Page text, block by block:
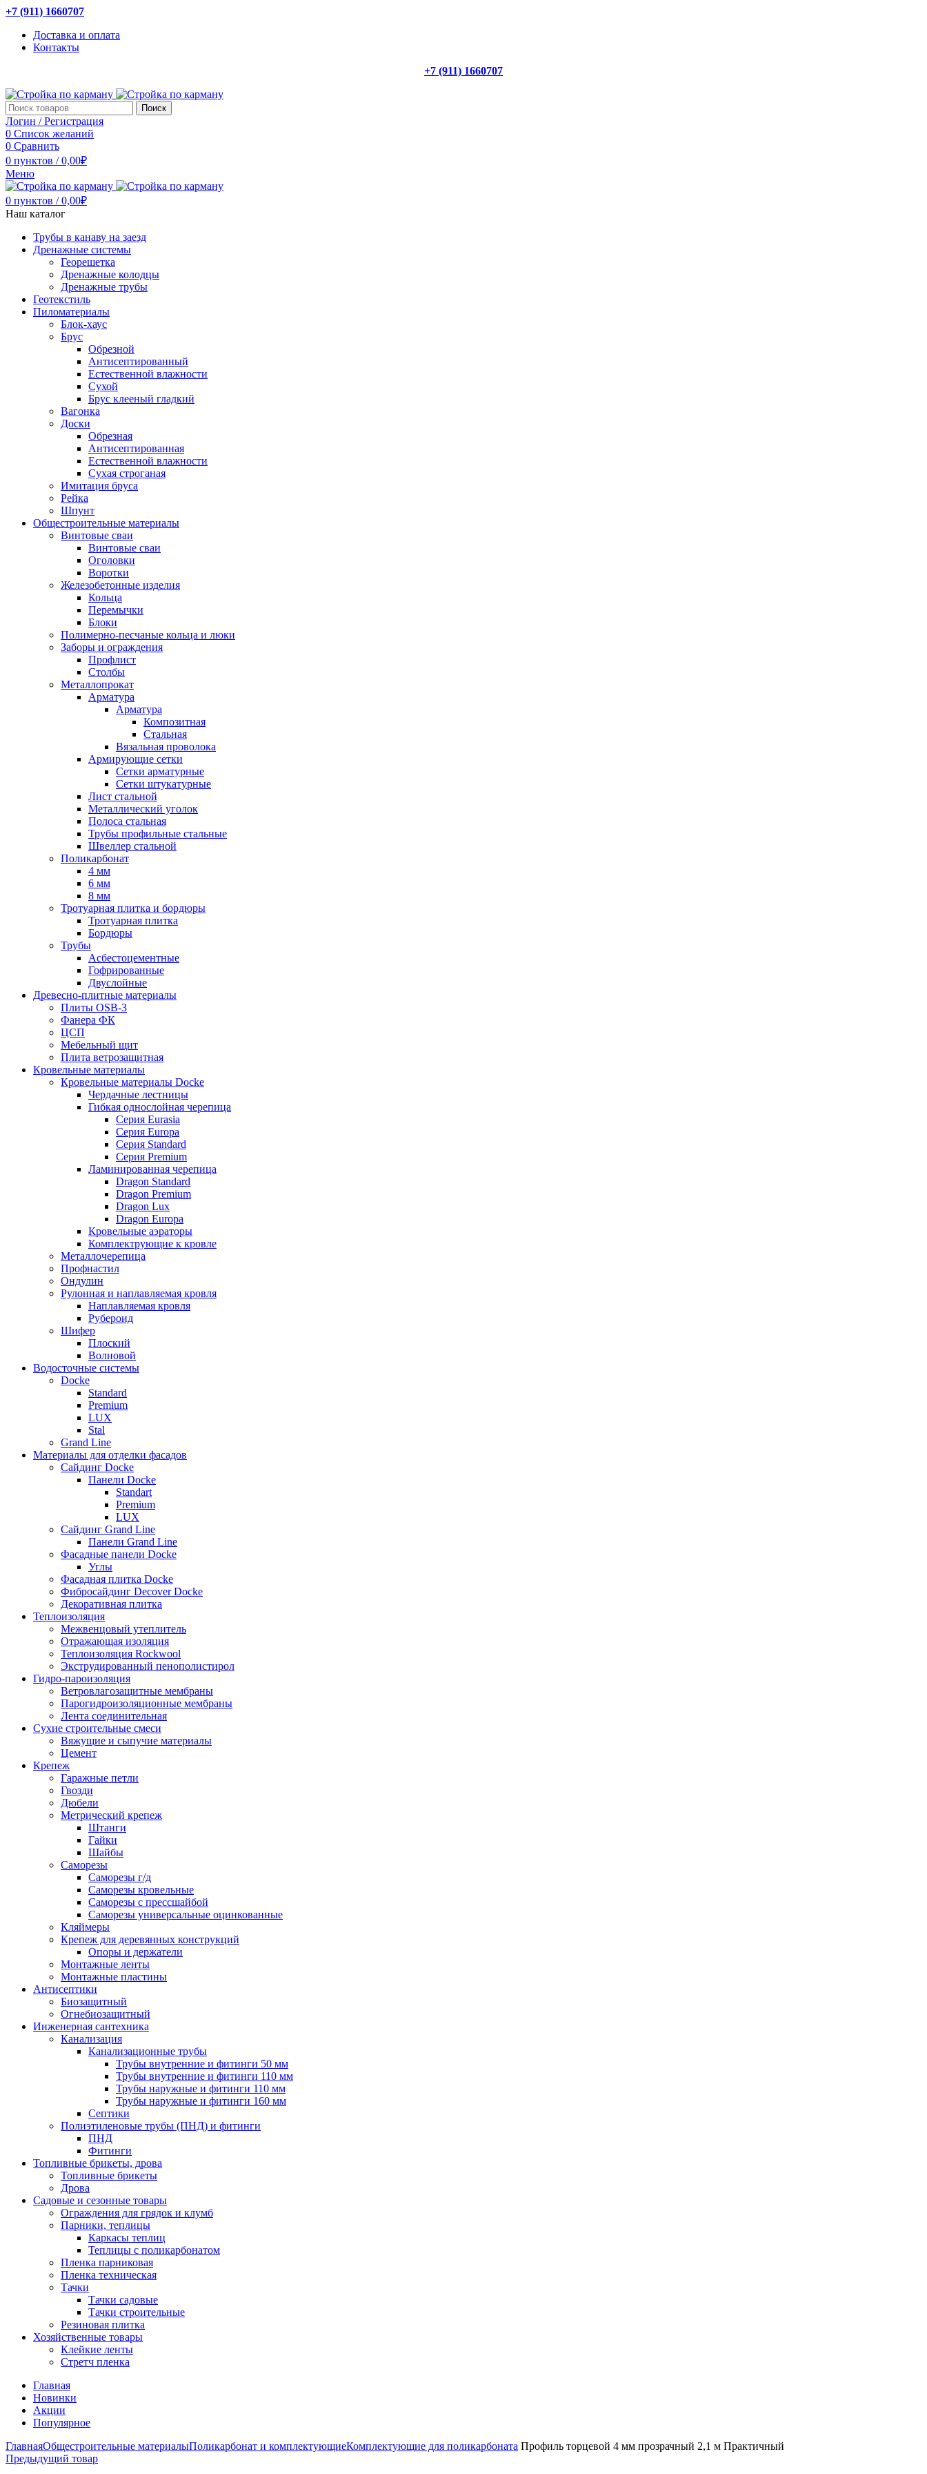
+7 (911) 1660707
Доставка и оплата
Контакты
+7 (911) 1660707
Поиск
Логин / Регистрация
0 Список желаний
0 Сравнить
0 пунктов / 0,00₽
Меню
0 пунктов / 0,00₽
Наш каталог
Трубы в канаву на заезд
Дренажные системы
Георешетка
Дренажные колодцы
Дренажные трубы
Геотекстиль
Пиломатериалы
Блок-хаус
Брус
Обрезной
Антисептированный
Естественной влажности
Сухой
Брус клееный гладкий
Вагонка
Доски
Обрезная
Антисептированная
Естественной влажности
Сухая строганая
Имитация бруса
Рейка
Шпунт
Общестроительные материалы
Винтовые сваи
Винтовые сваи
Оголовки
Воротки
Железобетонные изделия
Кольца
Перемычки
Блоки
Полимерно-песчаные кольца и люки
Заборы и ограждения
Профлист
Столбы
Металлопрокат
Арматура
Арматура
Композитная
Стальная
Вязальная проволока
Армирующие сетки
Сетки арматурные
Сетки штукатурные
Лист стальной
Металлический уголок
Полоса стальная
Трубы профильные стальные
Швеллер стальной
Поликарбонат
4 мм
6 мм
8 мм
Тротуарная плитка и бордюры
Тротуарная плитка
Бордюры
Трубы
Асбестоцементные
Гофрированные
Двуслойные
Древесно-плитные материалы
Плиты OSB-3
Фанера ФК
ЦСП
Мебельный щит
Плита ветрозащитная
Кровельные материалы
Кровельные материалы Docke
Чердачные лестницы
Гибкая однослойная черепица
Серия Eurasia
Серия Europa
Серия Standard
Серия Premium
Ламинированная черепица
Dragon Standard
Dragon Premium
Dragon Lux
Dragon Europa
Кровельные аэраторы
Комплектрующие к кровле
Металлочерепица
Профнастил
Ондулин
Рулонная и наплавляемая кровля
Наплавляемая кровля
Рубероид
Шифер
Плоский
Волновой
Водосточные системы
Docke
Standard
Premium
LUX
Stal
Grand Line
Материалы для отделки фасадов
Сайдинг Docke
Панели Docke
Standart
Premium
LUX
Сайдинг Grand Line
Панели Grand Line
Фасадные панели Docke
Углы
Фасадная плитка Docke
Фибросайдинг Decover Docke
Декоративная плитка
Теплоизоляция
Межвенцовый утеплитель
Отражающая изоляция
Теплоизоляция Rockwool
Экструдированный пенополистирол
Гидро-пароизоляция
Ветровлагозащитные мембраны
Парогидроизоляционные мембраны
Лента соединительная
Сухие строительные смеси
Вяжущие и сыпучие материалы
Цемент
Крепеж
Гаражные петли
Гвозди
Дюбели
Метрический крепеж
Штанги
Гайки
Шайбы
Саморезы
Саморезы г/д
Саморезы кровельные
Саморезы с прессшайбой
Саморезы универсальные оцинкованные
Кляймеры
Крепеж для деревянных конструкций
Опоры и держатели
Монтажные ленты
Монтажные пластины
Антисептики
Биозащитный
Огнебиозащитный
Инженерная сантехника
Канализация
Канализационные трубы
Трубы внутренние и фитинги 50 мм
Трубы внутренние и фитинги 110 мм
Трубы наружные и фитинги 110 мм
Трубы наружные и фитинги 160 мм
Септики
Полиэтиленовые трубы (ПНД) и фитинги
ПНД
Фитинги
Топливные брикеты, дрова
Топливные брикеты
Дрова
Садовые и сезонные товары
Ограждения для грядок и клумб
Парники, теплицы
Каркасы теплиц
Теплицы с поликарбонатом
Пленка парниковая
Пленка техническая
Тачки
Тачки садовые
Тачки строительные
Резиновая плитка
Хозяйственные товары
Клейкие ленты
Стретч пленка
Главная
Новинки
Акции
Популярное
ГлавнаяОбщестроительные материалыПоликарбонат и комплектующиеКомплектующие для поликарбоната Профиль торцевой 4 мм прозрачный 2,1 м Практичный
Предыдущий товар